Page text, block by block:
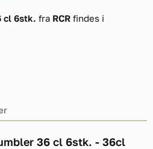
cl 6stk. fra RCR findes i
36 cl 6stk. - 36cl